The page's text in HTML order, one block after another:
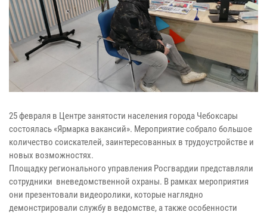
25 февраля в Центре занятости населения города Чебоксары
состоялась «Ярмарка вакансий». Мероприятие собрало большое
количество соискателей, заинтересованных в трудоустройстве и
новых возможностях.
Площадку регионального управления Росгвардии представляли
сотрудники вневедомственной охраны. В рамках мероприятия
они презентовали видеоролики, которые наглядно
демонстрировали службу в ведомстве, а также особенности